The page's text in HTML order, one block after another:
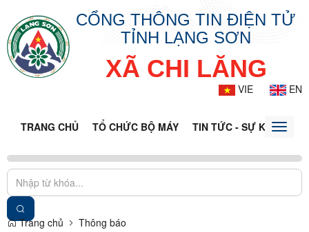
CỔNG THÔNG TIN ĐIỆN TỬ
TỈNH LẠNG SƠN
XÃ CHI LĂNG
VIE EN
TRANG CHỦ TỔ CHỨC BỘ MÁY TIN TỨC - SỰ KIỆNToggle
Trang chủ Thông báo